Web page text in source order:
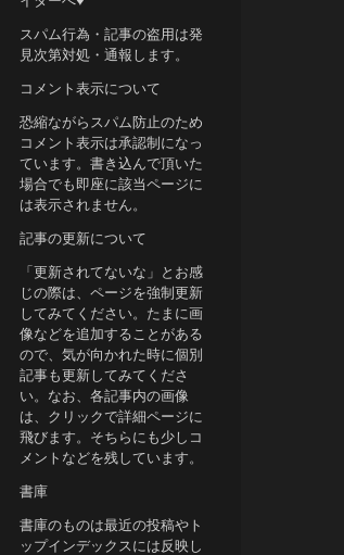
スパム行為・記事の盗用は発
見次第対処・通報します。
コメント表示について
恐縮ながらスパム防止のため
コメント表示は承認制になっ
ています。書き込んで頂いた
場合でも即座に該当ページに
は表示されません。
記事の更新について
「更新されてないな」とお感
じの際は、ページを強制更新
してみてください。たまに画
像などを追加することがある
ので、気が向かれた時に個別
記事も更新してみてくださ
い。なお、各記事内の画像
は、クリックで詳細ページに
飛びます。そちらにも少しコ
メントなどを残しています。
書庫
書庫のものは最近の投稿やト
ップインデックスには反映し